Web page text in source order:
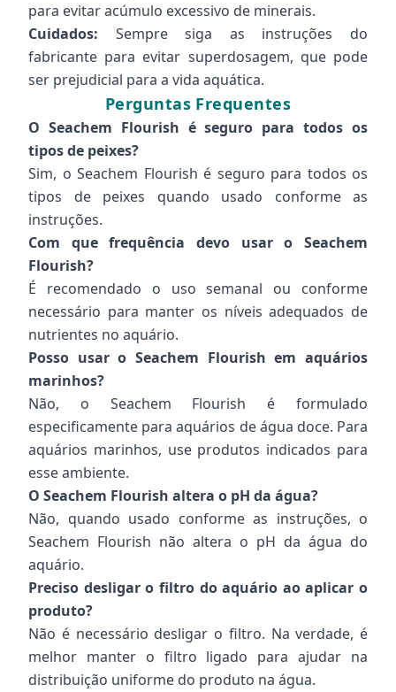
para evitar acúmulo excessivo de minerais.
Cuidados: Sempre siga as instruções do
fabricante para evitar superdosagem, que pode
ser prejudicial para a vida aquática.
Perguntas Frequentes
O Seachem Flourish é seguro para todos os
tipos de peixes?
Sim, o Seachem Flourish é seguro para todos os
tipos de peixes quando usado conforme as
instruções.
Com que frequência devo usar o Seachem
Flourish?
É recomendado o uso semanal ou conforme
necessário para manter os níveis adequados de
nutrientes no aquário.
Posso usar o Seachem Flourish em aquários
marinhos?
Não, o Seachem Flourish é formulado
especificamente para aquários de água doce. Para
aquários marinhos, use produtos indicados para
esse ambiente.
O Seachem Flourish altera o pH da água?
Não, quando usado conforme as instruções, o
Seachem Flourish não altera o pH da água do
aquário.
Preciso desligar o filtro do aquário ao aplicar o
produto?
Não é necessário desligar o filtro. Na verdade, é
melhor manter o filtro ligado para ajudar na
distribuição uniforme do produto na água.